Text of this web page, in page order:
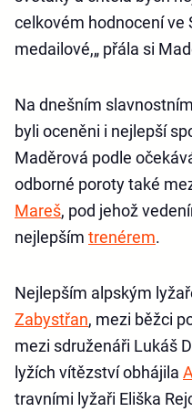
celkovém hodnocení ve
medailové,„ přála si
Na dnešním
byli oceněni i nejlepší
Maděrová podle
odborné poroty také
Mareš, pod jehož
nejlepším trenérem.
Nejlepším alpským
Zabystřan, mezi běžci
mezi sdruženáři Lukáš
lyžích vítězství obhájila
travními lyžaři Eliška